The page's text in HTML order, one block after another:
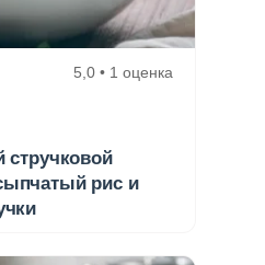
5,0 • 1 оценка
стручковой
рис и